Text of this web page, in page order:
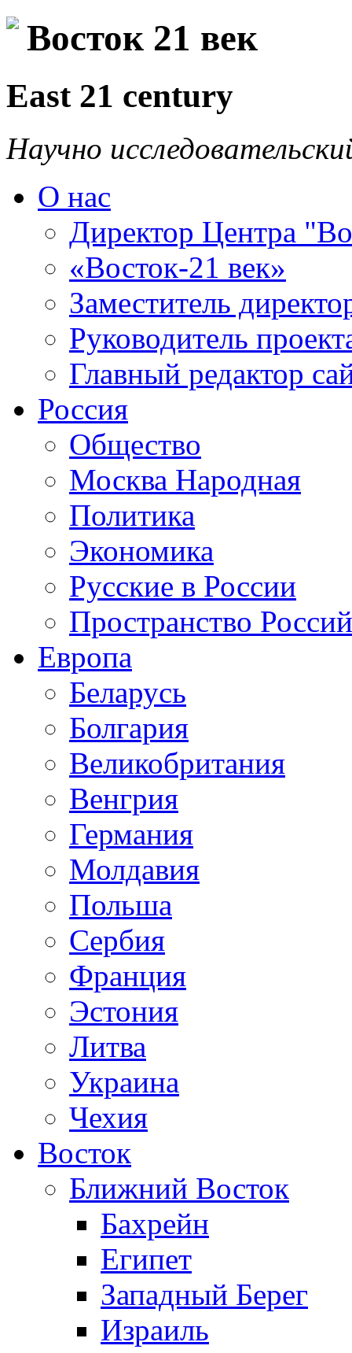
Восток 21 век
East 21 century
Научно
О нас
Директор Центра
«Восток-21 век»
Заместитель
Руководитель
Главный редактор
Россия
Общество
Москва Народная
Политика
Экономика
Русские в России
Пространство
Европа
Беларусь
Болгария
Великобритания
Венгрия
Германия
Молдавия
Польша
Сербия
Франция
Эстония
Литва
Украина
Чехия
Восток
Ближний Восток
Бахрейн
Египет
Западный Берег
Израиль